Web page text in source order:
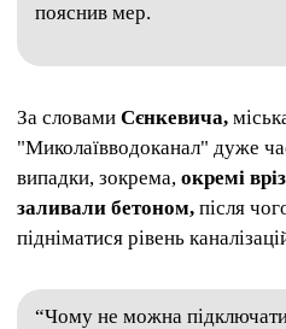
пояснив мер.
За словами Сєнкевича,
"Миколаївводоканал" дуже
випадки, зокрема, окремі
заливали бетоном, після
підніматися рівень
“Чому не можна